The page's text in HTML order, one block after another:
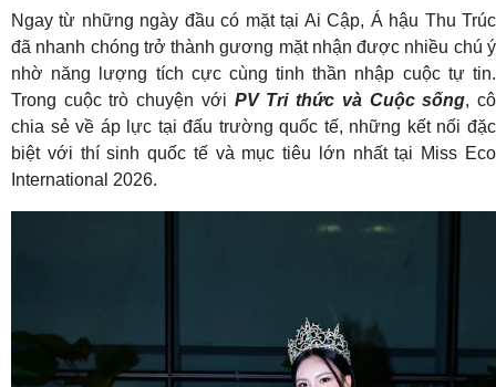
Ngay từ những ngày đầu có mặt tại Ai Cập, Á hậu Thu Trúc
đã nhanh chóng trở thành gương mặt nhận được nhiều chú ý
nhờ năng lượng tích cực cùng tinh thần nhập cuộc tự tin.
Trong cuộc trò chuyện với PV Tri thức và Cuộc sống, cô
chia sẻ về áp lực tại đấu trường quốc tế, những kết nối đặc
biệt với thí sinh quốc tế và mục tiêu lớn nhất tại Miss Eco
International 2026.